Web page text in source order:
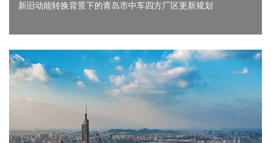
新旧动能转换背景下的青岛市中车四方厂区更新规划